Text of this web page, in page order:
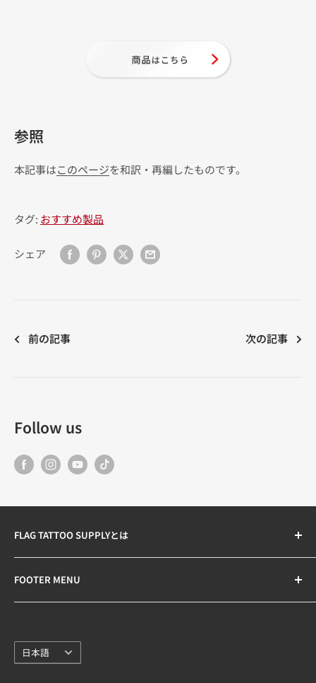
参照
本記事はこのページを和訳・再編したものです。
タグ: おすすめ製品
シェア
前の記事 次の記事
Follow us
FLAG TATTOO SUPPLYとは
世界中から集めた高品質な刺青・タトゥー用品を販売す
る、日本最大級のオンラインストア。
FOOTER MENU
Search
特定商取引法に基づく表記
語
日本語